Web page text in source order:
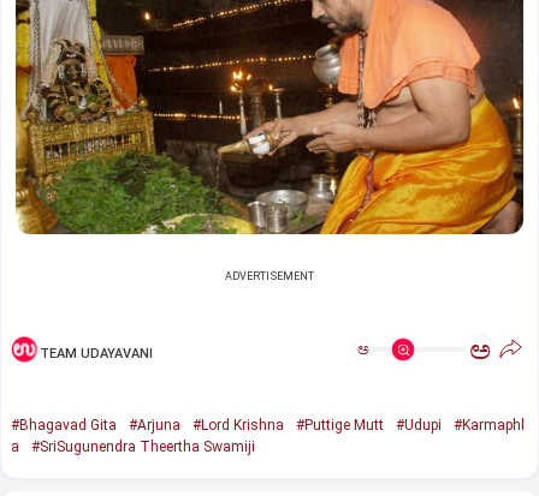
ADVERTISEMENT
TEAM UDAYAVANI ಅ ಅ
#Bhagavad Gita #Arjuna #Lord Krishna #Puttige Mutt #Udupi
#Karmaphl
a
#SriSugunendra Theertha Swamiji